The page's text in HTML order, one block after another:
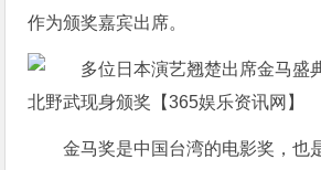
作为颁奖嘉宾出席。
金马奖是中国台湾的电影奖，也